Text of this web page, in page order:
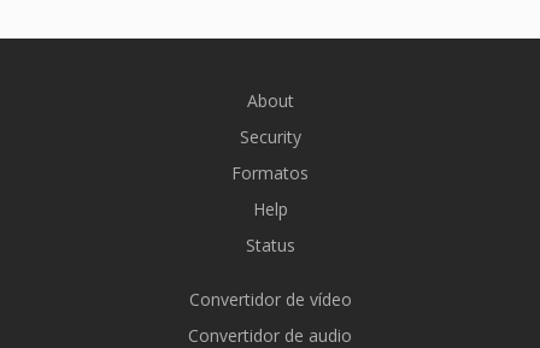
About
Security
Formatos
Help
Status
Convertidor de vídeo
Convertidor de audio